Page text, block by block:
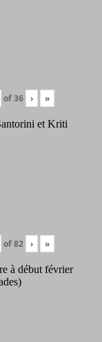
of36 › »
et Kriti
of82 › »
à début février